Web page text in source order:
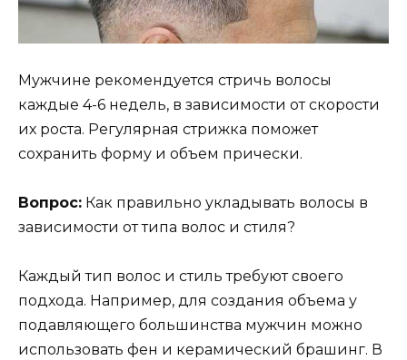
Мужчине рекомендуется стричь волосы
каждые 4-6 недель, в зависимости от скорости
их роста. Регулярная стрижка поможет
сохранить форму и объем прически.
Вопрос: Как правильно укладывать волосы в
зависимости от типа волос и стиля?
Каждый тип волос и стиль требуют своего
подхода. Например, для создания объема у
подавляющего большинства мужчин можно
использовать фен и керамический брашинг. В